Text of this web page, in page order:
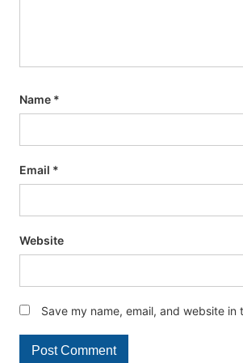
Name *
Email *
Website
Save my name, email, and website